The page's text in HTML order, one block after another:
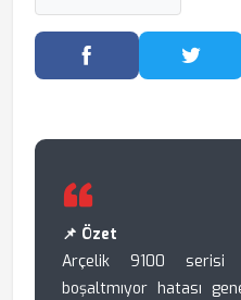
Facebook'ta
📌 Özet
Arçelik 9100 serisi
boşaltmıyor hatası